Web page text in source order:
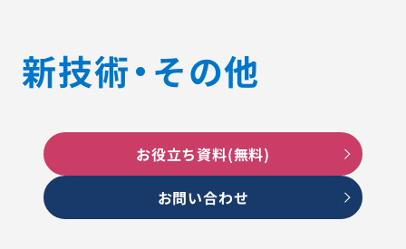
ソリューション・サービス
脆弱性リスク管理ツール
TFACT (AIテストツール)
新技術・その他
お役立ち資料(無料)
お問い合わせ